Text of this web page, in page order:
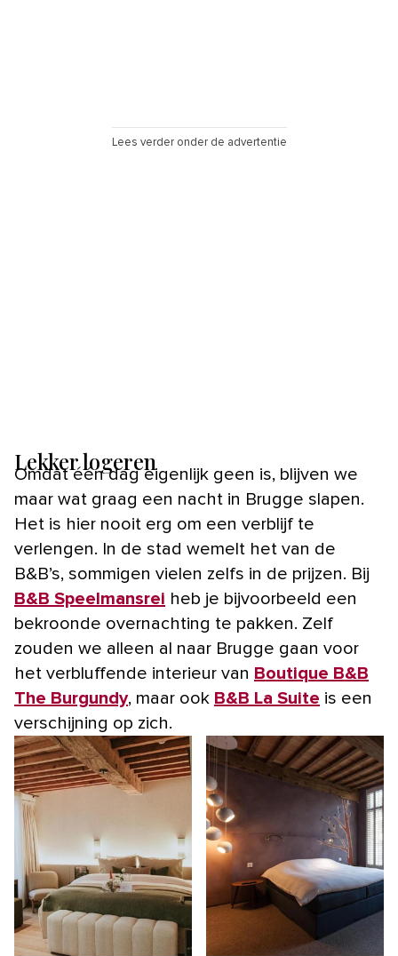
Lees verder onder de advertentie
Lekker logeren
Omdat één dag eigenlijk geen is, blijven we
maar wat graag een nacht in Brugge slapen.
Het is hier nooit erg om een verblijf te
verlengen. In de stad wemelt het van de
B&B’s, sommigen vielen zelfs in de prijzen. Bij
B&B Speelmansrei heb je bijvoorbeeld een
bekroonde overnachting te pakken. Zelf
zouden we alleen al naar Brugge gaan voor
het verbluffende interieur van Boutique B&B
The Burgundy, maar ook B&B La Suite is een
verschijning op zich.